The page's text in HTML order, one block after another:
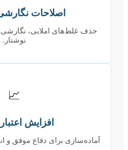
اصلاحات
حذف غلط‌های املایی، نگارشی
نوشتار.
📈
افزایش
آماده‌سازی برای دفاع موفق و